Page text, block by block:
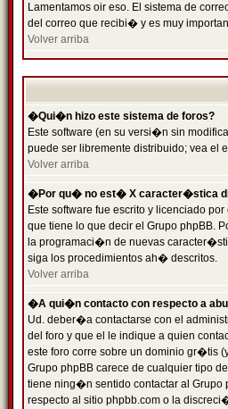
Lamentamos oir eso. El sistema de
del correo que recibi� y es muy
Volver arriba
�Qui�n hizo este sistema de foros?
Este software (en su versi�n sin
puede ser libremente distribuido; vea el
Volver arriba
�Por qu� no est� X caracter�stica
Este software fue escrito y licenciado
que tiene lo que decir el Grupo phpBB.
la programaci�n de nuevas
siga los procedimientos ah� descritos.
Volver arriba
�A qui�n contacto con respecto a
Ud. deber�a contactarse con el
del foro y que el le indique a quien
este foro corre sobre un dominio gr�tis
Grupo phpBB carece de cualquier tipo
tiene ning�n sentido contactar al
respecto al sitio phpbb.com o la